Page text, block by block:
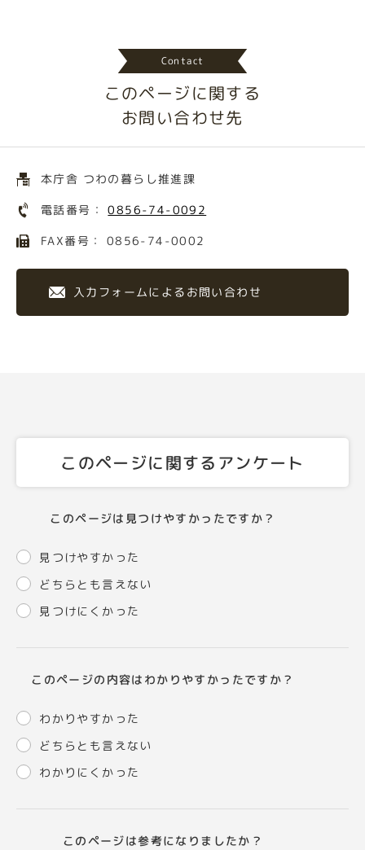
Contact
このページに関する
お問い合わせ先
本庁舎 つわの暮らし推進課
電話番号：0856-74-0092
FAX番号： 0856-74-0002
入力フォームによるお問い合わせ
このページに関するアンケート
このページは見つけやすかったですか？
見つけやすかった
どちらとも言えない
見つけにくかった
このページの内容はわかりやすかったですか？
わかりやすかった
どちらとも言えない
わかりにくかった
このページは参考になりましたか？